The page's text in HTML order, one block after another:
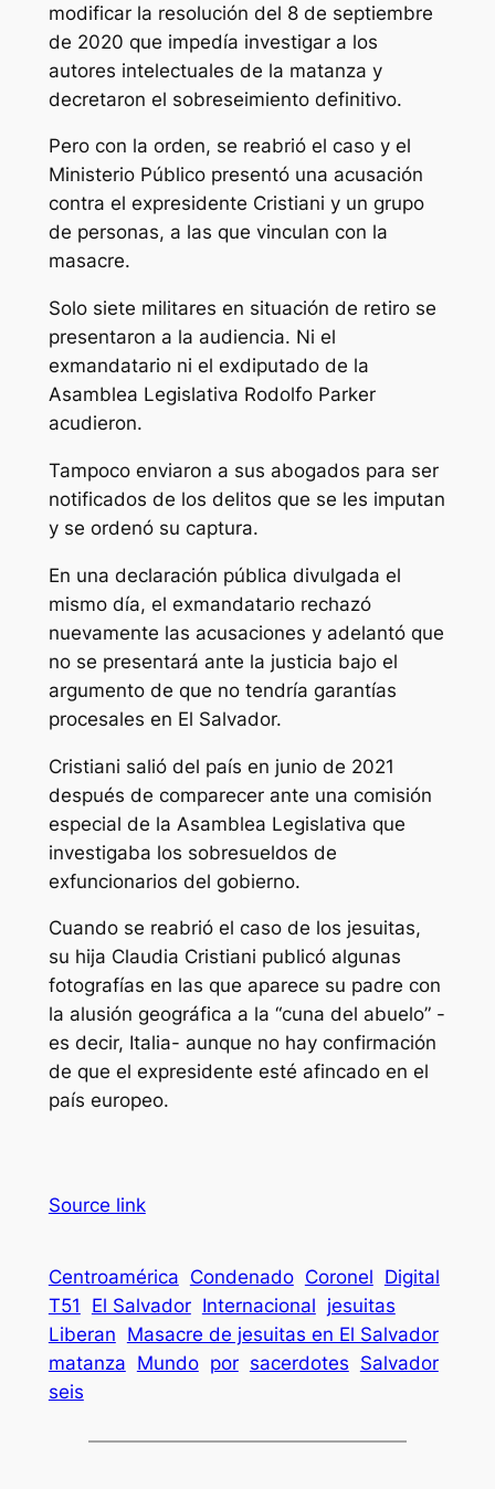
modificar la resolución del 8 de septiembre
de 2020 que impedía investigar a los
autores intelectuales de la matanza y
decretaron el sobreseimiento definitivo.
Pero con la orden, se reabrió el caso y el
Ministerio Público presentó una acusación
contra el expresidente Cristiani y un grupo
de personas, a las que vinculan con la
masacre.
Solo siete militares en situación de retiro se
presentaron a la audiencia. Ni el
exmandatario ni el exdiputado de la
Asamblea Legislativa Rodolfo Parker
acudieron.
Tampoco enviaron a sus abogados para ser
notificados de los delitos que se les imputan
y se ordenó su captura.
En una declaración pública divulgada el
mismo día, el exmandatario rechazó
nuevamente las acusaciones y adelantó que
no se presentará ante la justicia bajo el
argumento de que no tendría garantías
procesales en El Salvador.
Cristiani salió del país en junio de 2021
después de comparecer ante una comisión
especial de la Asamblea Legislativa que
investigaba los sobresueldos de
exfuncionarios del gobierno.
Cuando se reabrió el caso de los jesuitas,
su hija Claudia Cristiani publicó algunas
fotografías en las que aparece su padre con
la alusión geográfica a la “cuna del abuelo” -
es decir, Italia- aunque no hay confirmación
de que el expresidente esté afincado en el
país europeo.
Source link
Centroamérica Condenado Coronel Digital
T51
El Salvador Internacional jesuitas
Liberan Masacre de jesuitas en El Salvador
matanza Mundo por sacerdotes Salvador
seis